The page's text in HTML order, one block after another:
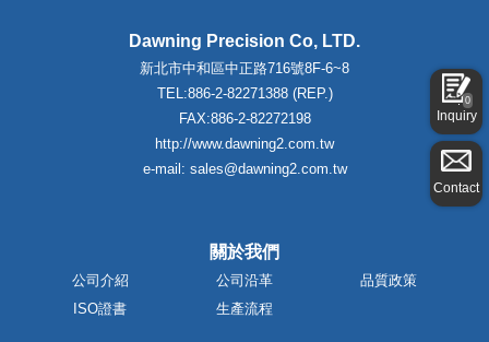
0
Inquiry
Contact
Dawning Precision Co, LTD.
新北市中和區中正路716號8F-6~8
TEL:886-2-82271388 (REP.)
FAX:886-2-82272198
http://www.dawning2.com.tw
e-mail: sales@dawning2.com.tw
關於我們
公司介紹 公司沿革
品質政策
ISO證書
生產流程